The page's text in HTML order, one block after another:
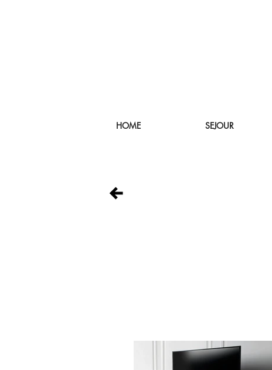
HOME SEJOUR